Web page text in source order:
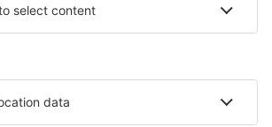
Landen
Internationale sites